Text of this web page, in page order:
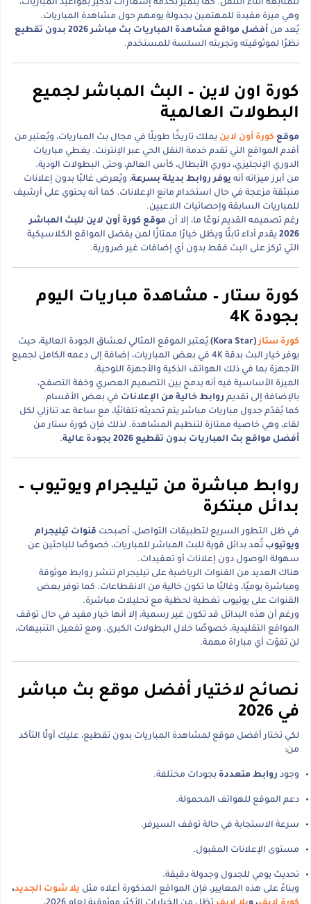
للمتابعة أثناء التنقل. كما يتميز بخدمة إشعارات تذكير بمواعيد المباريات،
وهي ميزة مفيدة للمهتمين بجدولة يومهم حول مشاهدة المباريات.
يُعد من أفضل مواقع مشاهدة المباريات بث مباشر 2026 بدون تقطيع
نظرًا لموثوقيته وتجربته السلسة للمستخدم.
كورة اون لاين – البث المباشر لجميع
البطولات العالمية
موقع كورة أون لاين يملك تاريخًا طويلًا في مجال بث المباريات، ويُعتبر من
أقدم المواقع التي تقدم خدمة النقل الحي عبر الإنترنت. يغطي مباريات
الدوري الإنجليزي، دوري الأبطال، كأس العالم، وحتى البطولات الودية.
من أبرز ميزاته أنه يوفر روابط بديلة بسرعة، ويُعرض غالبًا بدون إعلانات
منبثقة مزعجة في حال استخدام مانع الإعلانات. كما أنه يحتوي على أرشيف
للمباريات السابقة وإحصائيات اللاعبين.
رغم تصميمه القديم نوعًا ما، إلا أن موقع كورة أون لاين للبث المباشر
2026 يقدم أداء ثابتًا ويظل خيارًا ممتازًا لمن يفضل المواقع الكلاسيكية
التي تركز على البث فقط بدون أي إضافات غير ضرورية.
كورة ستار – مشاهدة مباريات اليوم
بجودة 4K
كورة ستار (Kora Star)
يُعتبر الموقع المثالي لعشاق الجودة العالية، حيث
يوفر خيار البث بدقة 4K في بعض المباريات، إضافة إلى دعمه الكامل لجميع
الأجهزة بما في ذلك الهواتف الذكية والأجهزة اللوحية.
الميزة الأساسية فيه أنه يدمج بين التصميم العصري وخفة التصفح،
بالإضافة إلى تقديم روابط خالية من الإعلانات في بعض الأقسام.
كما يُقدّم جدول مباريات مباشر يتم تحديثه تلقائيًا، مع ساعة عد تنازلي لكل
لقاء، وهي خاصية ممتازة لتنظيم المشاهدة. لذلك فإن كورة ستار من
أفضل مواقع بث المباريات بدون تقطيع 2026 بجودة عالية
.
روابط مباشرة من تيليجرام ويوتيوب –
بدائل مبتكرة
في ظل التطور السريع لتطبيقات التواصل، أصبحت قنوات تيليجرام
ويوتيوب تُعد بدائل قوية للبث المباشر للمباريات، خصوصًا للباحثين عن
سهولة الوصول دون إعلانات أو تعقيدات.
هناك العديد من القنوات الرياضية على تيليجرام تنشر روابط موثوقة
ومباشرة يوميًا، وغالبًا ما تكون خالية من الانقطاعات. كما توفر بعض
القنوات على يوتيوب تغطية لحظية مع تحليلات مباشرة.
ورغم أن هذه البدائل قد تكون غير رسمية، إلا أنها خيار مفيد في حال توقف
المواقع التقليدية، خصوصًا خلال البطولات الكبرى. ومع تفعيل التنبيهات،
لن تفوّت أي مباراة مهمة.
نصائح لاختيار أفضل موقع بث مباشر
في 2026
لكي تختار أفضل موقع لمشاهدة المباريات بدون تقطيع، عليك أولًا التأكد
من:
وجود روابط متعددة بجودات مختلفة.
دعم الموقع للهواتف المحمولة.
سرعة الاستجابة في حالة توقف السيرفر.
مستوى الإعلانات المقبول.
تحديث يومي للجدول وجدولة دقيقة.
وبناءً على هذه المعايير، فإن المواقع المذكورة أعلاه مثل يلا شوت الجديد،